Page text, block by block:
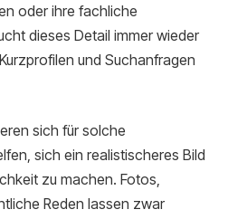
oder ihre fachliche
dieses Detail immer wieder
und Suchanfragen
sich für solche
sich ein realistischeres Bild
zu machen. Fotos,
Reden lassen zwar